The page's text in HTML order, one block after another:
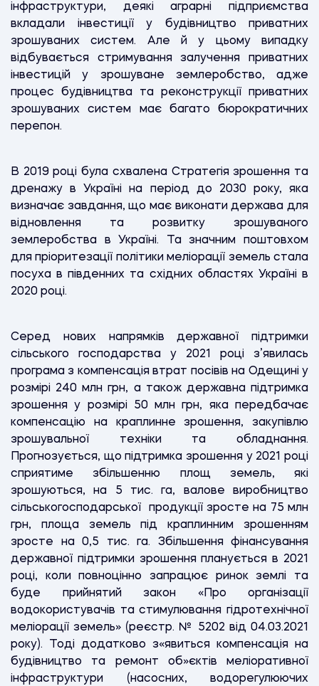
інфраструктури, деякі аграрні підприємства
вкладали інвестиції у будівництво приватних
зрошуваних систем. Але й у цьому випадку
відбувається стримування залучення приватних
інвестицій у зрошуване землеробство, адже
процес будівництва та реконструкції приватних
зрошуваних систем має багато бюрократичних
перепон.
В 2019 році була схвалена Стратегія зрошення та
дренажу в Україні на період до 2030 року, яка
визначає завдання, що має виконати держава для
відновлення та розвитку зрошуваного
землеробства в Україні. Та значним поштовхом
для пріоритезації політики меліорації земель стала
посуха в південних та східних областях Україні в
2020 році.
Серед нових напрямків державної підтримки
сільського господарства у 2021 році з’явилась
програма з компенсація втрат посівів на Одещині у
розмірі 240 млн грн, а також державна підтримка
зрошення у розмірі 50 млн грн, яка передбачає
компенсацію на краплинне зрошення, закупівлю
зрошувальної техніки та обладнання.
Прогнозується, що підтримка зрошення у 2021 році
сприятиме збільшенню площ земель, які
зрошуються, на 5 тис. га, валове виробництво
сільськогосподарської продукції зросте на 75 млн
грн, площа земель під краплинним зрошенням
зросте на 0,5 тис. га. Збільшення фінансування
державної підтримки зрошення планується в 2021
році, коли повноцінно запрацює ринок землі та
буде прийнятий закон «Про організації
водокористувачів та стимулювання гідротехнічної
меліорації земель» (реєстр. № 5202 від 04.03.2021
року). Тоді додатково з«явиться компенсація на
будівництво та ремонт об»єктів меліоративної
інфраструктури (насосних, водорегулюючих